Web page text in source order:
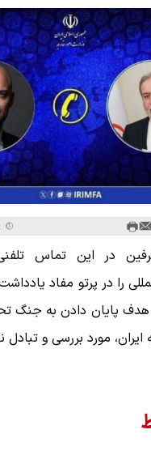
در این تماس
را در پرتو مفاد
هدف پایان دادن به جنگ
مورد بررسی و تبادل